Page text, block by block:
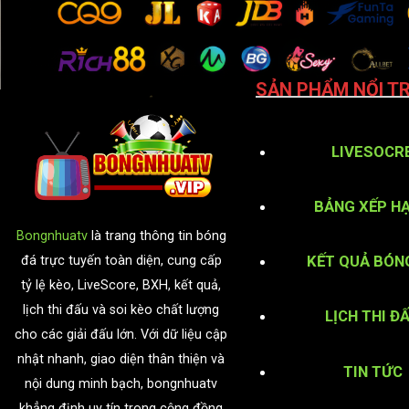
Bongnhuatvlà trang thông tin bóng
đá trực tuyến toàn diện, cung cấp
tỷ lệ kèo, LiveScore, BXH, kết quả,
lịch thi đấu và soi kèo chất lượng
cho các giải đấu lớn. Với dữ liệu cập
nhật nhanh, giao diện thân thiện và
nội dung minh bạch, bongnhuatv
SẢN PHẨM NỔI
BẢNG XẾP
KẾT QUẢ
LỊCH THI
TIN TỨC